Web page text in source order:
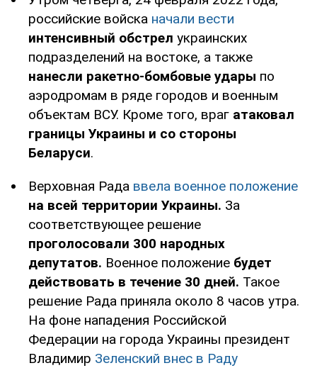
российские войска начали вести
интенсивный обстрел украинских
подразделений на востоке, а также
нанесли ракетно-бомбовые удары по
аэродромам в ряде городов и военным
объектам ВСУ. Кроме того, враг атаковал
границы Украины и со стороны
Беларуси.
Верховная Рада ввела военное положение
на всей территории Украины. За
соответствующее решение
проголосовали 300 народных
депутатов. Военное положение будет
действовать в течение 30 дней. Такое
решение Рада приняла около 8 часов утра.
На фоне нападения Российской
Федерации на города Украины президент
Владимир Зеленский внес в Раду